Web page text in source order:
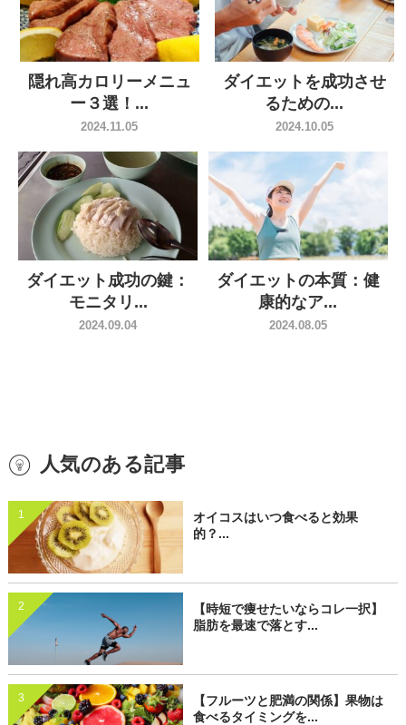
隠れ高カロリーメニュ
ー３選！...
2024.11.05
ダイエットを成功させ
るための...
2024.10.05
ダイエット成功の鍵：
モニタリ...
2024.09.04
ダイエットの本質：健
康的なア...
2024.08.05
人気のある記事
1
オイコスはいつ食べると効果
的？...
2
【時短で痩せたいならコレ一択】
脂肪を最速で落とす...
3
【フルーツと肥満の関係】果物は
食べるタイミングを...